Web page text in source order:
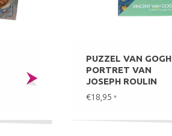
PUZZEL VAN GOGH
PORTRET VAN
JOSEPH ROULIN
€18,95 *